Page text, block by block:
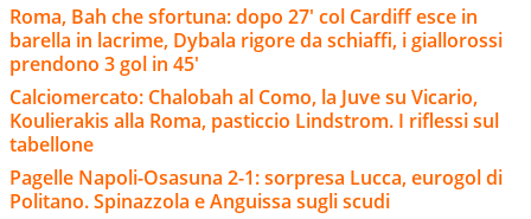
Roma, Bah che sfortuna: dopo 27' col Cardiff esce in
barella in lacrime, Dybala rigore da schiaffi, i giallorossi
prendono 3 gol in 45'
Calciomercato: Chalobah al Como, la Juve su Vicario,
Koulierakis alla Roma, pasticcio Lindstrom. I riflessi sul
tabellone
Pagelle Napoli-Osasuna 2-1: sorpresa Lucca, eurogol di
Politano. Spinazzola e Anguissa sugli scudi